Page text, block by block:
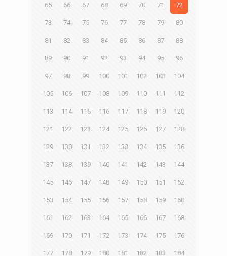
65 66 67 68 69 70 71 72
73 74 75 76 77 78 79 80
81 82 83 84 85 86 87 88
89 90 91 92 93 94 95 96
97 98 99 100 101 102 103 104
105 106 107 108 109 110 111 112
113 114 115 116 117 118 119 120
121 122 123 124 125 126 127 128
129 130 131 132 133 134 135 136
137 138 139 140 141 142 143 144
145 146 147 148 149 150 151 152
153 154 155 156 157 158 159 160
161 162 163 164 165 166 167 168
169 170 171 172 173 174 175 176
177 178 179 180 181 182 183 184